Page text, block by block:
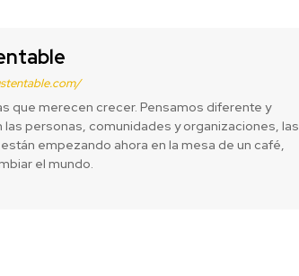
que merecen crecer. Pensamos diferente y
personas, comunidades y organizaciones, las
empezando ahora en la mesa de un café,
el mundo.